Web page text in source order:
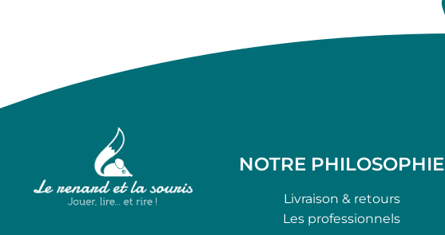
NOTRE PHILOSOPHIE
Livraison & retours
Les professionnels